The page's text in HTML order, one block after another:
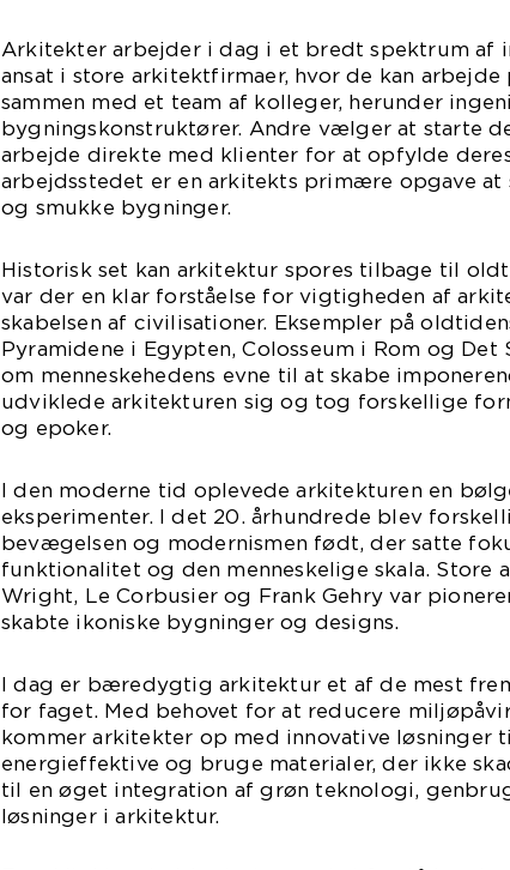
Arkitekter arbejder i dag i et bredt spektrum af
ansat i store arkitektfirmaer, hvor de kan
sammen med et team af kolleger, herunder
bygningskonstruktører. Andre vælger at starte
arbejde direkte med klienter for at opfylde
arbejdsstedet er en arkitekts primære opgave at
og smukke bygninger.
Historisk set kan arkitektur spores tilbage til
var der en klar forståelse for vigtigheden af
skabelsen af civilisationer. Eksempler på
Pyramidene i Egypten, Colosseum i Rom og Det
om menneskehedens evne til at skabe
udviklede arkitekturen sig og tog forskellige
og epoker.
I den moderne tid oplevede arkitekturen en
eksperimenter. I det 20. århundrede blev
bevægelsen og modernismen født, der satte
funktionalitet og den menneskelige skala. Store
Wright, Le Corbusier og Frank Gehry var
skabte ikoniske bygninger og designs.
I dag er bæredygtig arkitektur et af de mest
for faget. Med behovet for at reducere
kommer arkitekter op med innovative løsninger
energieffektive og bruge materialer, der ikke
til en øget integration af grøn teknologi,
løsninger i arkitektur.